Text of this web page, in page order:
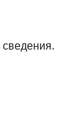
сведения.